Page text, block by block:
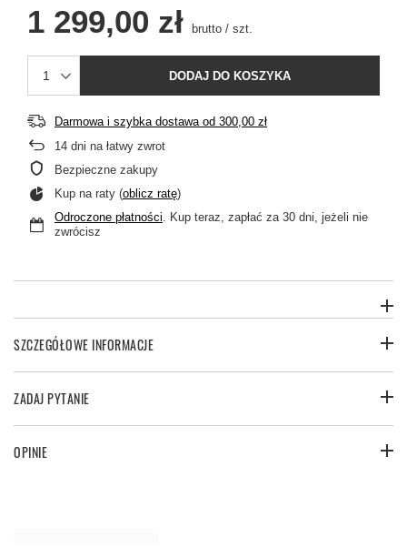
1 299,00 zł brutto / szt.
DODAJ DO KOSZYKA
Darmowa i szybka dostawaod 300,00 zł
14 dni na łatwy zwrot
Bezpieczne zakupy
Kup na raty (oblicz ratę)
Odroczone płatności. Kup teraz, zapłać za 30 dni, jeżeli nie
zwrócisz
SZCZEGÓŁOWE INFORMACJE
ZADAJ PYTANIE
OPINIE